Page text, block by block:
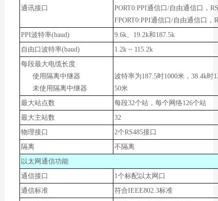
通讯接口
PORT0:PPI通信口/自由通信口，
FPORT0:PPI通信口/自由通信口，
PPI波特率(baud)
9.6k、19.2k和187.5k
自由口波特率(baud)
1.2k ~ 115.2k
每段最大电缆长度
使用隔离中继器
未使用隔离中继器
波特率为187.5时1000米，38.4k时
50米
最大站点数
每段32个站，每个网络126个站
最大主站数
32
物理接口
2个RS485接口
隔离
不隔离
以太网通信功能
通信接口
1个标配以太网口
通信标准
符合IEEE802.3标准